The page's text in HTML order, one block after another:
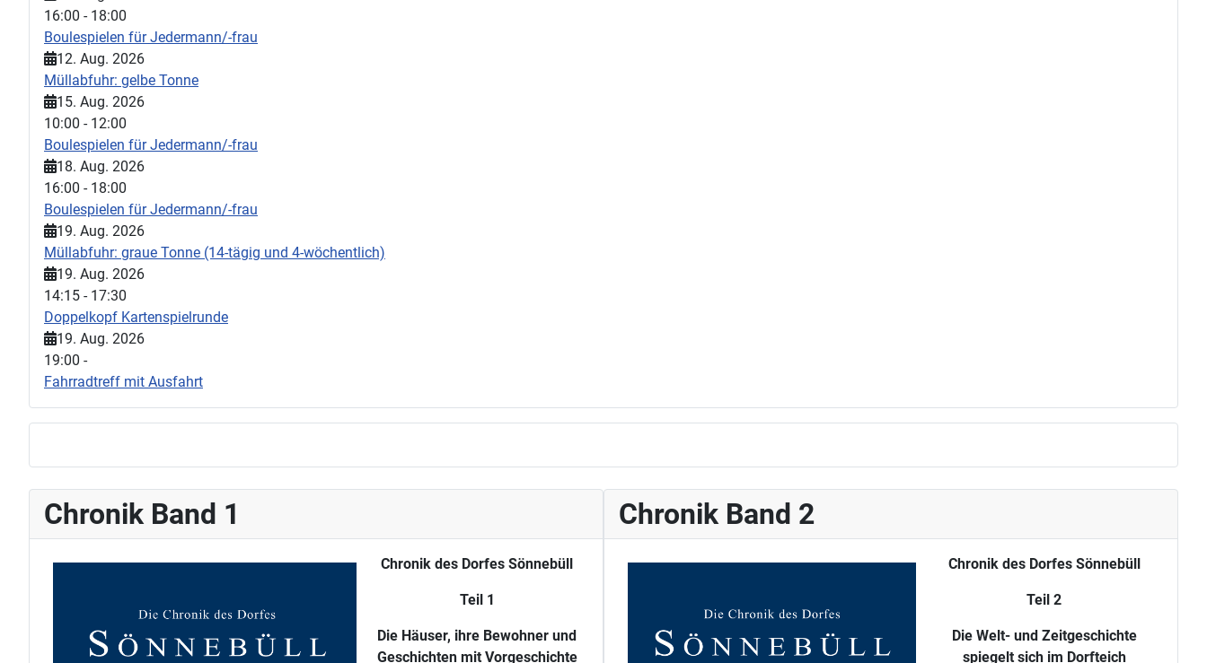
16:00 - 18:00
Boulespielen für Jedermann/-frau
12. Aug. 2026
Müllabfuhr: gelbe Tonne
15. Aug. 2026
10:00 - 12:00
Boulespielen für Jedermann/-frau
18. Aug. 2026
16:00 - 18:00
Boulespielen für Jedermann/-frau
19. Aug. 2026
Müllabfuhr: graue Tonne (14-tägig und 4-wöchentlich)
19. Aug. 2026
14:15 - 17:30
Doppelkopf Kartenspielrunde
19. Aug. 2026
19:00 -
Fahrradtreff mit Ausfahrt
Chronik Band 1
Chronik des Dorfes Sönnebüll
Teil 1
Die Häuser, ihre Bewohner und
Geschichten mit Vorgeschichte
Chronik Band 2
Chronik des Dorfes Sönnebüll
Teil 2
Die Welt- und Zeitgeschichte
spiegelt sich im Dorfteich